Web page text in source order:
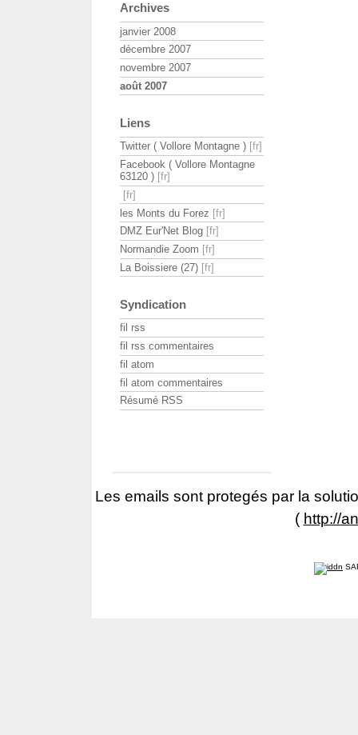
Archives
janvier 2008
décembre 2007
novembre 2007
août 2007
Liens
Twitter ( Vollore Montagne )
Facebook ( Vollore Montagne
63120 )
les Monts du Forez
DMZ Eur'Net Blog
Normandie Zoom
La Boissiere (27)
Syndication
fil rss
fil rss commentaires
fil atom
fil atom commentaires
Résumé RSS
Les emails sont protegés par la
( http://